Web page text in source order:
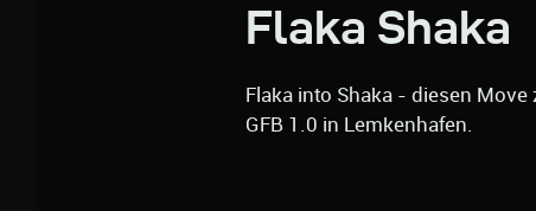
Flaka Shaka
Flaka into Shaka - diesen
GFB 1.0 in Lemkenhafen.